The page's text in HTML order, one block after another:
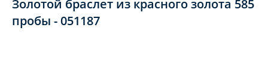
Золотой браслет из красного золота 585
пробы - 051187